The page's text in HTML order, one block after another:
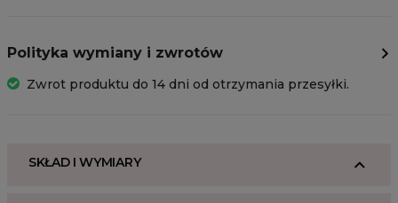
Polityka wymiany i zwrotów
Zwrot produktu do 14 dni od otrzymania przesyłki.
SKŁAD I WYMIARY